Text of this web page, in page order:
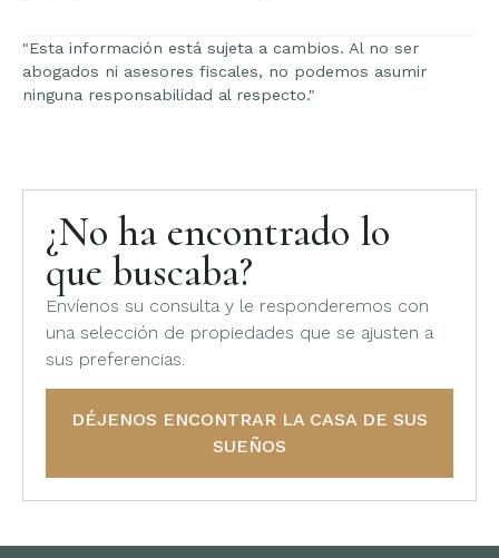
"Esta información está sujeta a cambios. Al no ser
abogados ni asesores fiscales, no podemos asumir
ninguna responsabilidad al respecto."
¿No ha encontrado lo
que buscaba?
Envíenos su consulta y le responderemos con
una selección de propiedades que se ajusten a
sus preferencias.
DÉJENOS ENCONTRAR LA CASA DE SUS
SUEÑOS